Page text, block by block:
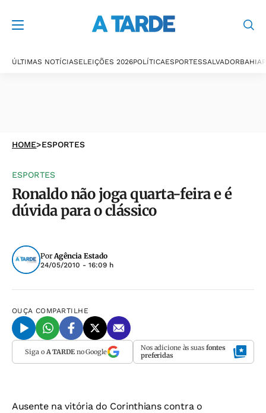
ÚLTIMAS NOTÍCIASELEIÇÕES 2026POLÍTICAESPORTESSALVADORBAHIA
HOME>ESPORTES
ESPORTES
Ronaldo não joga quarta-feira e é
dúvida para o clássico
PorAgência Estado
24/05/2010 - 16:09 h
OUÇA COMPARTILHE
Siga o A TARDEno Google Nos adicione às suas fontes
preferidas
Ausente na vitória do Corinthians contra o